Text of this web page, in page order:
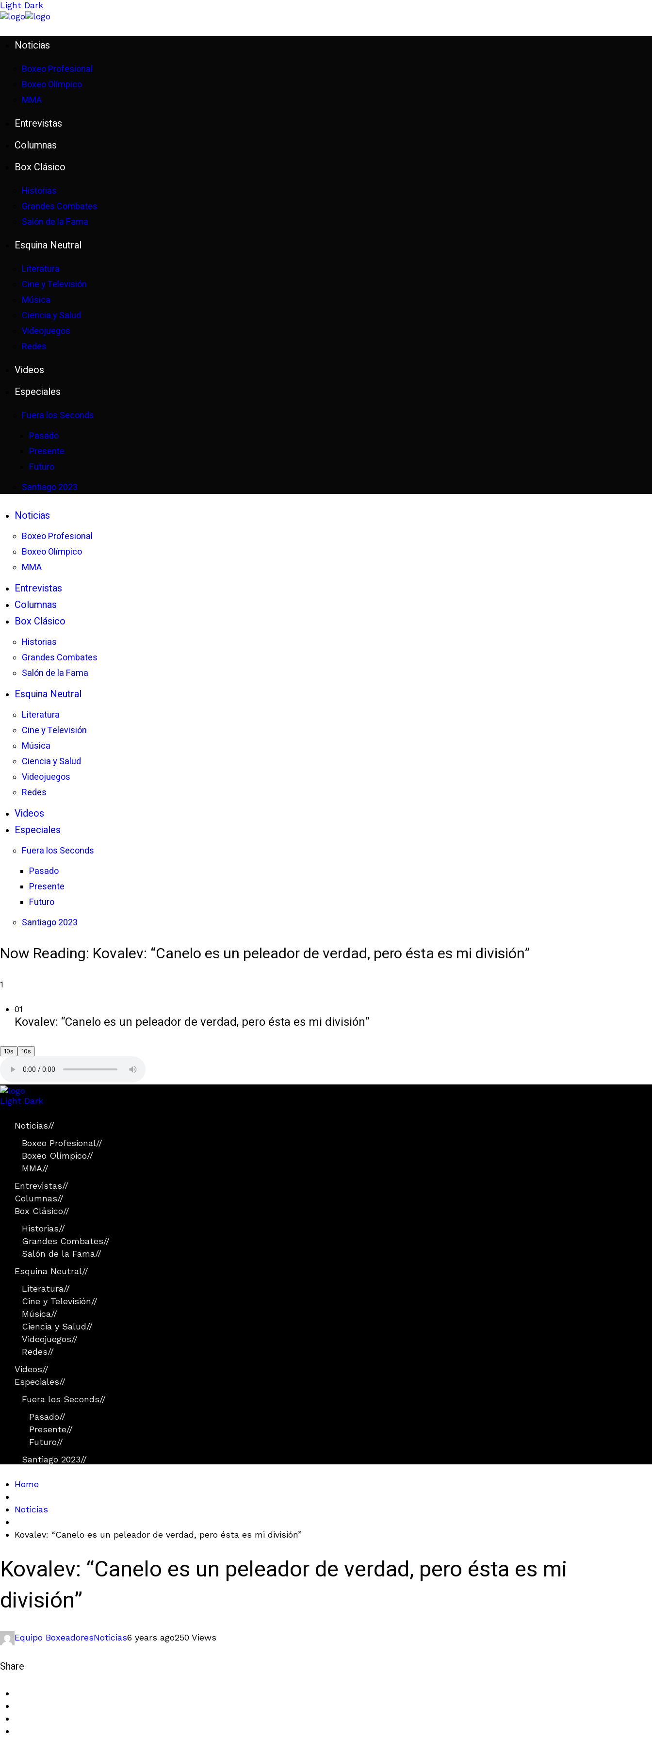
Light Dark
Noticias
Boxeo Profesional
Boxeo Olímpico
MMA
Entrevistas
Columnas
Box Clásico
Historias
Grandes Combates
Salón de la Fama
Esquina Neutral
Literatura
Cine y Televisión
Música
Ciencia y Salud
Videojuegos
Redes
Videos
Especiales
Fuera los Seconds
Pasado
Presente
Futuro
Santiago 2023
Noticias
Boxeo Profesional
Boxeo Olímpico
MMA
Entrevistas
Columnas
Box Clásico
Historias
Grandes Combates
Salón de la Fama
Esquina Neutral
Literatura
Cine y Televisión
Música
Ciencia y Salud
Videojuegos
Redes
Videos
Especiales
Fuera los Seconds
Pasado
Presente
Futuro
Santiago 2023
Now Reading: Kovalev: “Canelo es un peleador de verdad, pero ésta es mi división”
1
01
Kovalev: “Canelo es un peleador de verdad, pero ésta es mi división”
10s 10s
Light Dark
Noticias//
Boxeo Profesional//
Boxeo Olímpico//
MMA//
Entrevistas//
Columnas//
Box Clásico//
Historias//
Grandes Combates//
Salón de la Fama//
Esquina Neutral//
Literatura//
Cine y Televisión//
Música//
Ciencia y Salud//
Videojuegos//
Redes//
Videos//
Especiales//
Fuera los Seconds//
Pasado//
Presente//
Futuro//
Santiago 2023//
Home
Noticias
Kovalev: “Canelo es un peleador de verdad, pero ésta es mi división”
Kovalev: “Canelo es un peleador de verdad, pero ésta es mi
división”
Equipo BoxeadoresNoticias6 years ago250 Views
Share